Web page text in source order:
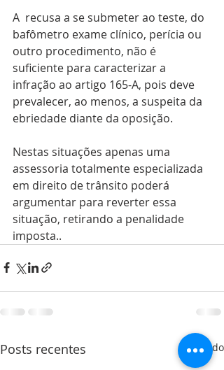
A  recusa a se submeter ao teste, do
bafômetro exame clínico, perícia ou
outro procedimento, não é
suficiente para caracterizar a
infração ao artigo 165-A, pois deve
prevalecer, ao menos, a suspeita da
ebriedade diante da oposição.
Nestas situações apenas uma
assessoria totalmente especializada
em direito de trânsito poderá
argumentar para reverter essa
situação, retirando a penalidade
imposta..
Posts recentes Ver tudo